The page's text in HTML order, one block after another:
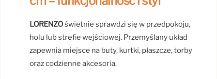
LORENZOświetnie sprawdzi się w przedpokoju,
holu lub strefie wejściowej. Przemyślany układ
zapewnia miejsce na buty, kurtki, płaszcze, torby
oraz codzienne akcesoria.